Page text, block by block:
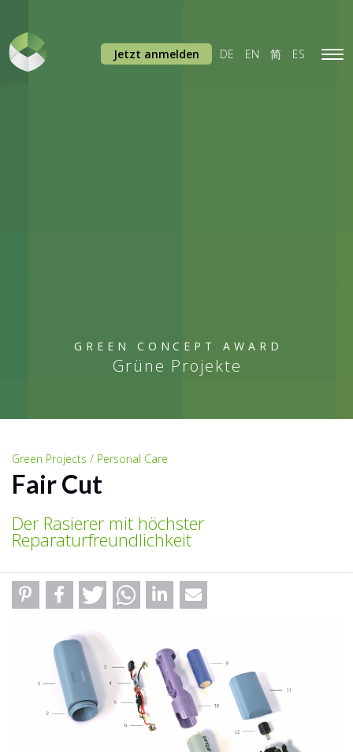
GREEN CONCEPT AWARD
Grüne Projekte
Jetzt anmelden DE EN 简 ES
Green Projects / Personal Care
Fair Cut
Der Rasierer mit höchster
Reparaturfreundlichkeit